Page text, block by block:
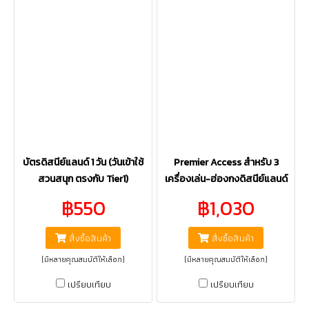
บัตรดิสนีย์แลนด์ 1 วัน (วันเข้าใช้
สวนสนุก ตรงกับ Tier1)
฿550
สั่งซื้อสินค้า
(มีหลายคุณสมบัติให้เลือก)
เปรียบเทียบ
Premier Access สำหรับ 3
เครื่องเล่น-ฮ่องกงดิสนีย์แลนด์
฿1,030
สั่งซื้อสินค้า
(มีหลายคุณสมบัติให้เลือก)
เปรียบเทียบ